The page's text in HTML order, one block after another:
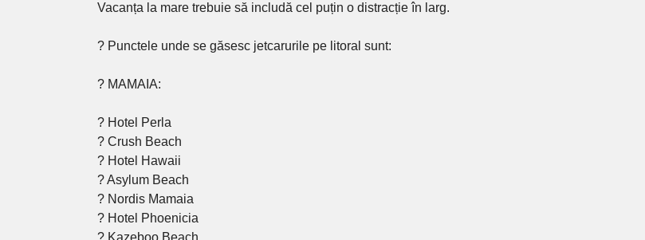
Vacanța la mare trebuie să includă cel puțin o distracție în larg.
? Punctele unde se găsesc jetcarurile pe litoral sunt:
? MAMAIA:
? Hotel Perla
? Crush Beach
? Hotel Hawaii
? Asylum Beach
? Nordis Mamaia
? Hotel Phoenicia
? Kazeboo Beach